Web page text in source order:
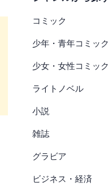
コミック
少年・青年コミック
少女・女性コミック
ライトノベル
小説
雑誌
グラビア
ビジネス・経済